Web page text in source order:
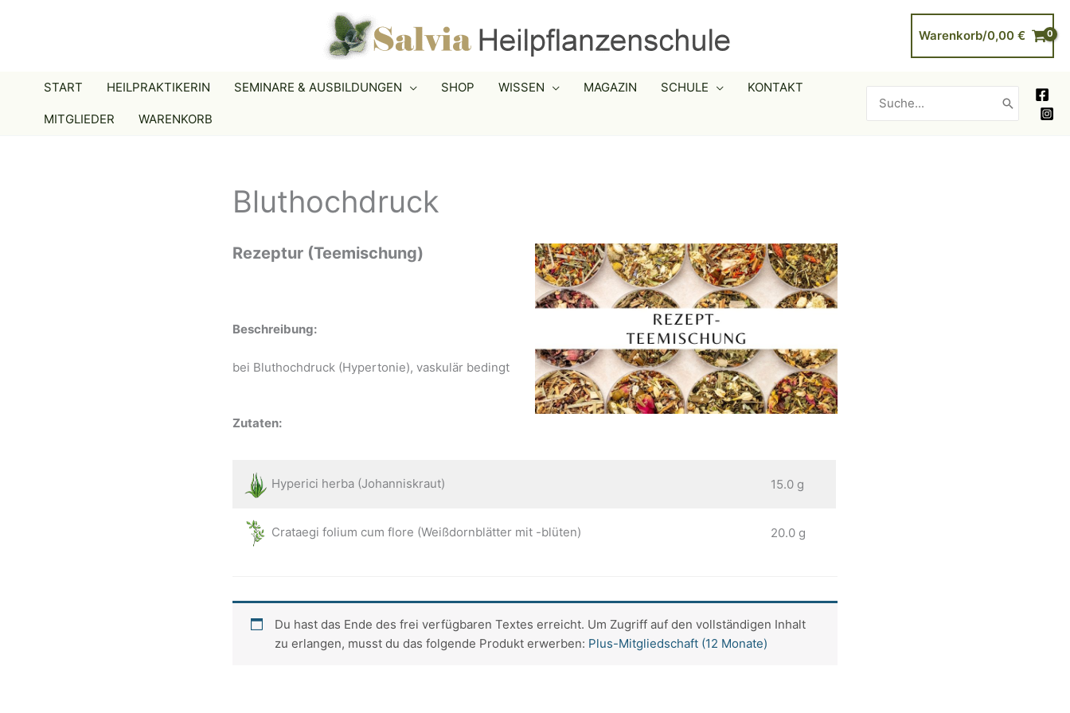
Warenkorb/0,00 €
START HEILPRAKTIKERIN SEMINARE & AUSBILDUNGEN SHOP WISSEN MAGAZIN SCHULE KONTAKT
MITGLIEDER WARENKORB
for:
Bluthochdruck
Rezeptur (Teemischung)
Beschreibung:
bei Bluthochdruck (Hypertonie), vaskulär bedingt
Zutaten:
Hyperici herba (Johanniskraut) 15.0 g
Crataegi folium cum flore (Weißdornblätter mit -blüten) 20.0 g
Du hast das Ende des frei verfügbaren Textes erreicht. Um Zugriff auf den vollständigen Inhalt
zu erlangen, musst du das folgende Produkt erwerben: Plus-Mitgliedschaft (12 Monate)